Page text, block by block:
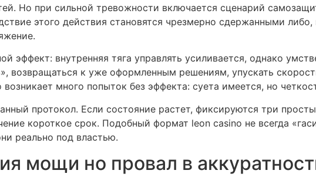
Но при сильной тревожности включается сценарий
этого действия становятся чрезмерно сдержанными либо,
эффект: внутренняя тяга управлять усиливается, однако
возвращаться к уже оформленным решениям, упускать
много попыток без эффекта: суета имеется, но
протокол. Если состояние растет, фиксируются три
короткое срок. Подобный формат leon casino не всегда
реально под властью.
мощи но провал в